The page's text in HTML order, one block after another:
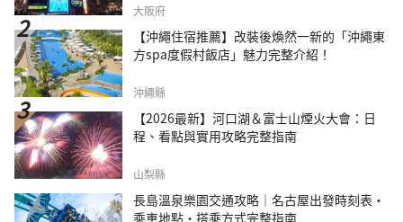
大阪府
【沖繩住宿推薦】改裝後煥然一新的「沖繩東
方spa度假村飯店」魅力完整介紹！
沖繩縣
【2026最新】河口湖＆富士山煙火大會：日
程、看點與實用攻略完整指南
山梨縣
長島溫泉樂園交通攻略｜名古屋出發時刻表・
乘車地點・搭乘方式完整指南